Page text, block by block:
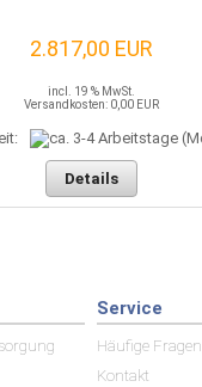
2.817,00 EUR
incl. 19 % MwSt.
Versandkosten: 0,00 EUR
Details
Service
Häufige Fragen
Kontakt